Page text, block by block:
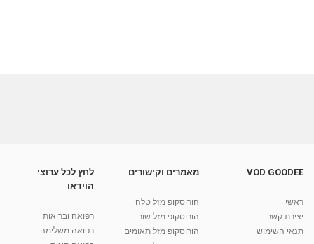
VOD GOODEE
ראשי
יצירת קשר
תנאי השימוש
מאמרים וקישורים
הורוסקופ מזל טלה
הורוסקופ מזל שור
הורוסקופ מזל תאומים
לחץ לכל ערוצי
הוידאו
רפואה ובריאות
רפואה משלימה